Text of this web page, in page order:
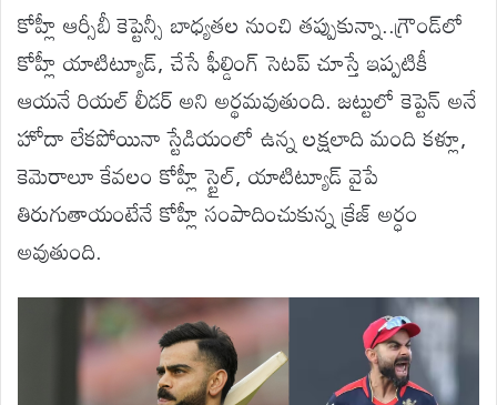
కోహ్లీ ఆర్సీబీ కెప్టెన్సీ బాధ్యతల నుంచి తప్పుకున్నా..గ్రౌండ్‌లో
కోహ్లీ యాటిట్యూడ్, చేసే ఫీల్డింగ్ సెటప్ చూస్తే ఇప్పటికీ
ఆయనే రియల్ లీడర్ అని అర్థమవుతుంది. జట్టులో కెప్టెన్ అనే
హోదా లేకపోయినా స్టేడియంలో ఉన్న లక్షలాది మంది కళ్లూ,
కెమెరాలూ కేవలం కోహ్లీ స్టైల్, యాటిట్యూడ్‌ వైపే
తిరుగుతాయంటేనే కోహ్లీ సంపాదించుకున్న క్రేజ్ అర్ధం
అవుతుంది.